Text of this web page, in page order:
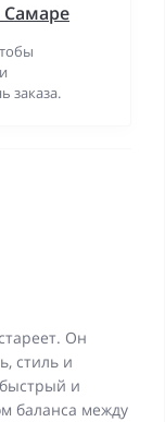
Самаре
заказа.
Он
стиль и
и
баланса между